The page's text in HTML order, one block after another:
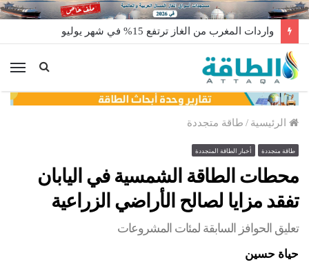
واردات المغرب من الغاز ترتفع 15% في شهر يوليو
الرئيسية / طاقة متجددة
طاقة متجددة أخبار الطاقة المتجددة
محطات الطاقة الشمسية في اليابان
تفقد مزايا لصالح الأراضي الزراعية
تعليق الحوافز السابقة لمئات المشروعات
حياة حسين